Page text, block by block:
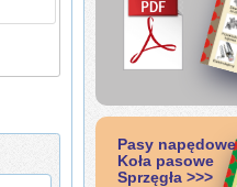
Pasy napędowe
Koła pasowe
Sprzęgła >>>